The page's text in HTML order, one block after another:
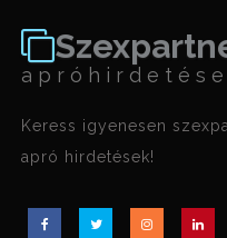
Keress igyenesen
apró hirdetések!